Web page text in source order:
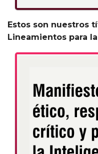
Estos son nuestros
Lineamientos para